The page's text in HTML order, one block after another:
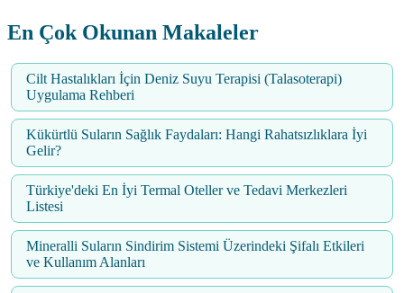
En Çok Okunan Makaleler
Cilt Hastalıkları İçin Deniz Suyu Terapisi (Talasoterapi)
Uygulama Rehberi
Kükürtlü Suların Sağlık Faydaları: Hangi Rahatsızlıklara İyi
Gelir?
Türkiye'deki En İyi Termal Oteller ve Tedavi Merkezleri
Listesi
Mineralli Suların Sindirim Sistemi Üzerindeki Şifalı Etkileri
ve Kullanım Alanları